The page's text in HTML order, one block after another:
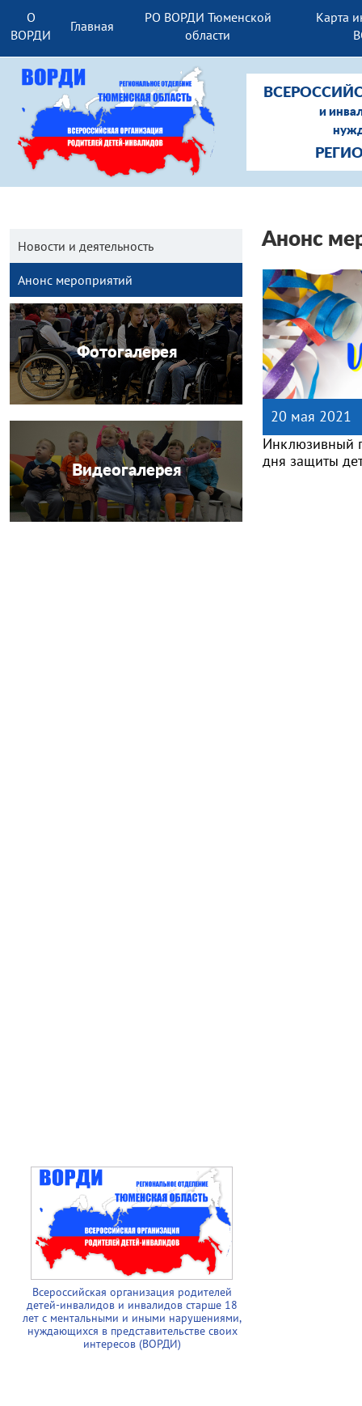
О
ВОРДИ
Главная
РО ВОРДИ Тюменской
области
Карта
и
Анонс
Новости и деятельность
Анонс мероприятий
Фотогалерея
Видеогалерея
Инклюзивный
дня защиты
20 мая 2021
Всероссийская организация родителей
детей-инвалидов и инвалидов старше 18
лет с ментальными и иными нарушениями,
нуждающихся в представительстве своих
интересов (ВОРДИ)